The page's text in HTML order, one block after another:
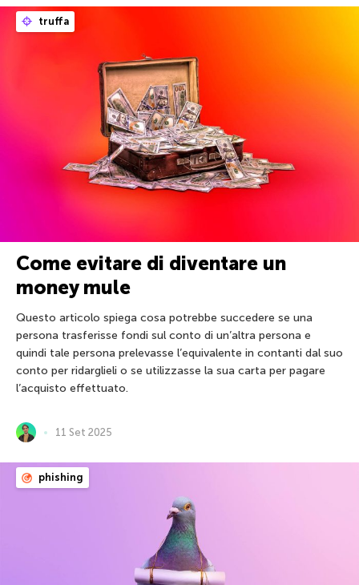
truffa
Come evitare di diventare un
money mule
Questo articolo spiega cosa potrebbe succedere se una
persona trasferisse fondi sul conto di un’altra persona e
quindi tale persona prelevasse l’equivalente in contanti dal suo
conto per ridarglieli o se utilizzasse la sua carta per pagare
l’acquisto effettuato.
11 Set 2025
phishing